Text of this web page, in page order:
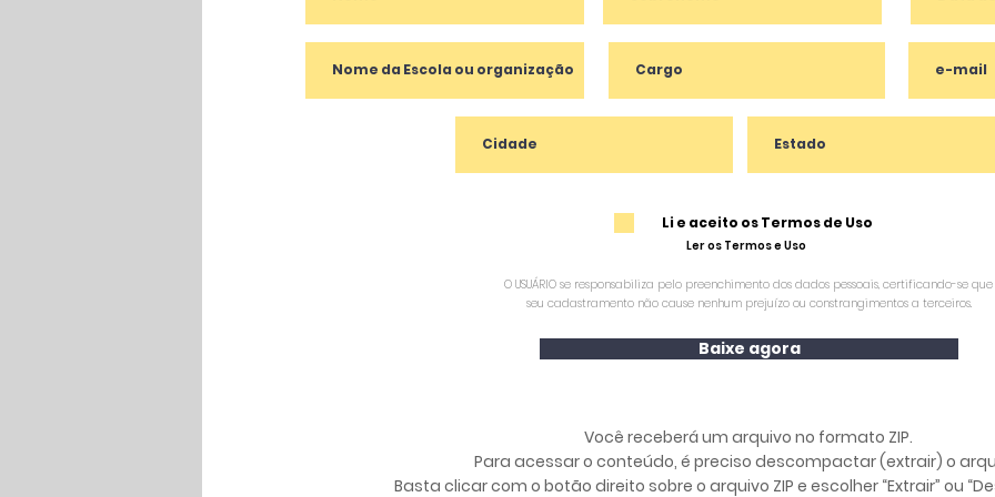
Li e aceito os Termos de Uso
Ler os Termos e Uso
O USUÁRIO se responsabiliza pelo preenchimento dos dados pessoais, certificando-se que
seu cadastramento não cause nenhum prejuízo ou constrangimentos a terceiros.
Baixe agora
Você receberá um arquivo no formato ZIP.
Para acessar o conteúdo, é preciso descompactar (extrair) o
Basta clicar com o botão direito sobre o arquivo ZIP e escolher “Extrair” ou